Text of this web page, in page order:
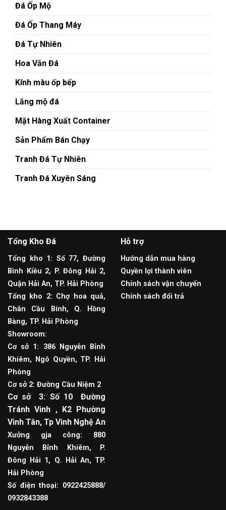
Đá Ốp Mộ
Đá Ốp Thang Máy
Đá Tự Nhiên
Hoa Văn Đá
Kính màu ốp bếp
Lăng mộ đá
Mặt Hàng Xuất Container
Sản Phẩm Bán Chạy
Tranh Đá Tự Nhiên
Tranh Đá Xuyên Sáng
Tổng Kho Đá
Tổng kho 1: Số 77, Đường
Bình Kiều 2, P. Đông Hải 2,
Quận Hải An, TP. Hải Phòng
Tổng kho 2: Chợ hoa quả,
Chân Cầu Bính, Q. Hồng
Bàng, TP. Hải Phòng
Showroom:
Cơ sở 1: 386 Nguyễn Bỉnh
Khiêm, Ngô Quyền, TP. Hải
Phòng
Cơ sở 2: Đường Cầu Niệm 2
Cơ sở 3: Số 10 Đường
Tránh Vinh , K2 Phường
Vinh Tân, Tp Vinh Nghệ An
Xưởng gja công: 880
Nguyễn Bỉnh Khiêm, P.
Đông Hải 1, Q. Hải An, TP.
Hải Phòng
Số điện thoại: 0922425888/
0932843388
Hỗ trợ
Hướng dẫn mua hàng
Quyền lợi thành viên
Chính sách vận chuyển
Chính sách đổi trả